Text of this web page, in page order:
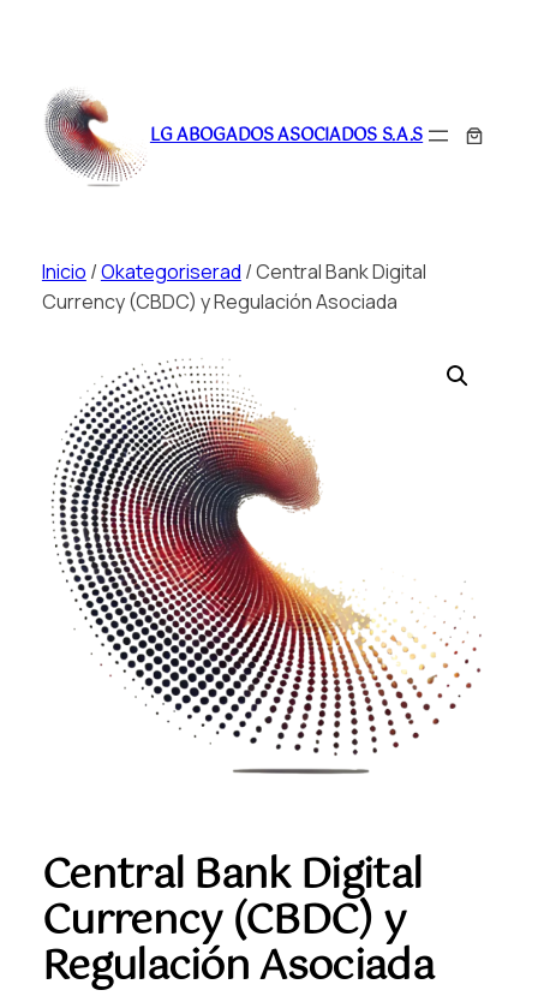
Saltar
contenido
LG ABOGADOS ASOCIADOS S.A.S
Inicio /Okategoriserad / Central Bank Digital
Currency (CBDC) y Regulación Asociada
Central Bank Digital
Currency (CBDC) y
Regulación Asociada